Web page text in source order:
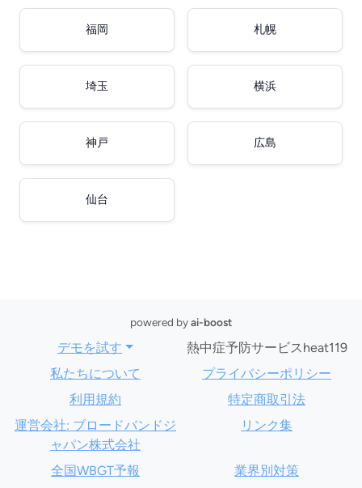
福岡 札幌
埼玉 横浜
神戸 広島
仙台
powered byai-boost
デモを試す
熱中症予防サービスheat119
私たちについて
プライバシーポリシー
利用規約
特定商取引法
運営会社: ブロードバンドジ
ャパン株式会社
リンク集
全国WBGT予報 業界別対策